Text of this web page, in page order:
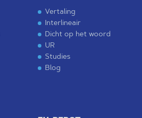
Vertaling
Interlineair
Dicht op het woord
UR
Studies
Blog